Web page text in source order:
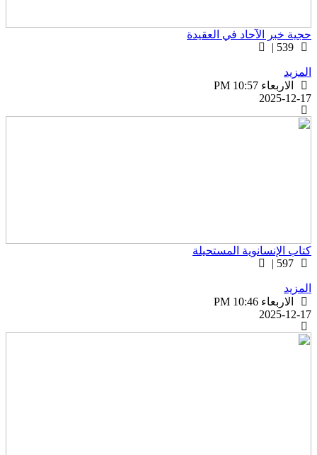
خبر الآحاد في العقيدة
539 |
الاربعاء PM 10:57
2025-12-
الإنسانوية المستحيلة
597 |
الاربعاء PM 10:46
2025-12-